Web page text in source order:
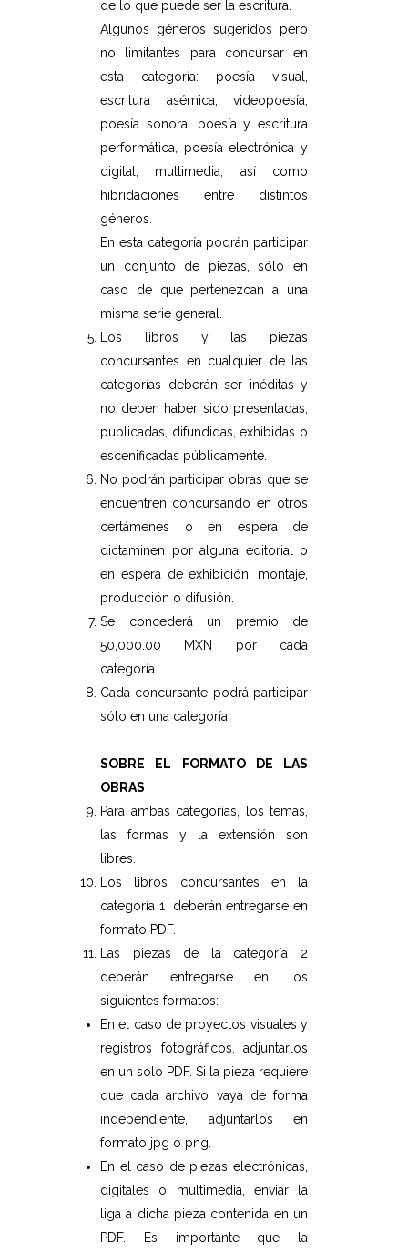
de lo que puede ser la escritura.
Algunos géneros sugeridos pero
no limitantes para concursar en
esta categoría: poesía visual,
escritura asémica, videopoesía,
poesía sonora, poesía y escritura
performática, poesía electrónica y
digital, multimedia, así como
hibridaciones entre distintos
géneros.
En esta categoría podrán participar
un conjunto de piezas, sólo en
caso de que pertenezcan a una
misma serie general.
Los libros y las piezas
concursantes en cualquier de las
categorías deberán ser inéditas y
no deben haber sido presentadas,
publicadas, difundidas, exhibidas o
escenificadas públicamente.
No podrán participar obras que se
encuentren concursando en otros
certámenes o en espera de
dictaminen por alguna editorial o
en espera de exhibición, montaje,
producción o difusión.
Se concederá un premio de
50,000.00 MXN por cada
categoría.
Cada concursante podrá participar
sólo en una categoría.
SOBRE EL FORMATO DE LAS
OBRAS
Para ambas categorías, los temas,
las formas y la extensión son
libres.
Los libros concursantes en la
categoría 1 deberán entregarse en
formato PDF.
Las piezas de la categoría 2
deberán entregarse en los
siguientes formatos:
En el caso de proyectos visuales y
registros fotográficos, adjuntarlos
en un solo PDF. Si la pieza requiere
que cada archivo vaya de forma
independiente, adjuntarlos en
formato jpg o png.
En el caso de piezas electrónicas,
digitales o multimedia, enviar la
liga a dicha pieza contenida en un
PDF. Es importante que la